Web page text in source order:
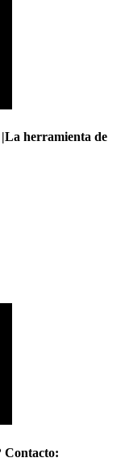
herramienta de
Contacto: